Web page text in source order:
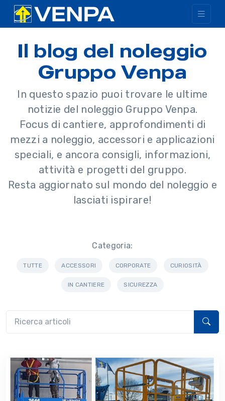
Il blog del noleggio
Gruppo Venpa
In questo spazio puoi trovare le ultime
notizie del noleggio Gruppo Venpa.
Focus di cantiere, approfondimenti di
mezzi a noleggio, accessori e applicazioni
speciali, e ancora consigli, informazioni,
attività e progetti del gruppo.
Resta aggiornato sul mondo del noleggio e
lasciati ispirare!
Categoria:
TUTTE ACCESSORI CORPORATE CURIOSITÀ
IN CANTIERE SICUREZZA